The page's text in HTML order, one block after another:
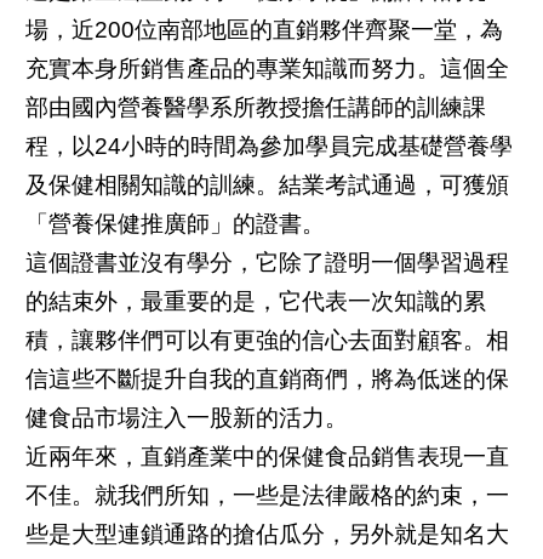
場，近200位南部地區的直銷夥伴齊聚一堂，為
充實本身所銷售產品的專業知識而努力。這個全
部由國內營養醫學系所教授擔任講師的訓練課
程，以24小時的時間為參加學員完成基礎營養學
及保健相關知識的訓練。結業考試通過，可獲頒
「營養保健推廣師」的證書。
這個證書並沒有學分，它除了證明一個學習過程
的結束外，最重要的是，它代表一次知識的累
積，讓夥伴們可以有更強的信心去面對顧客。相
信這些不斷提升自我的直銷商們，將為低迷的保
健食品市場注入一股新的活力。
近兩年來，直銷產業中的保健食品銷售表現一直
不佳。就我們所知，一些是法律嚴格的約束，一
些是大型連鎖通路的搶佔瓜分，另外就是知名大